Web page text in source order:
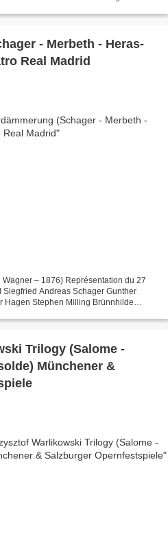
- Merbeth - Heras-
Real Madrid
– 1876) Représentation du 27
Andreas Schager Gunther
Hagen Stephen Milling Brünnhilde
Trilogy (Salome -
Münchener &